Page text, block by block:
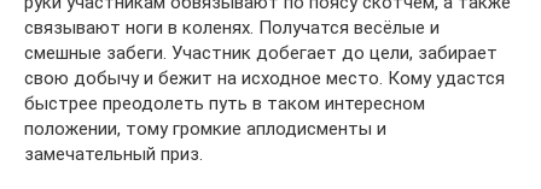
связывают ноги в коленях. Получатся весёлые и
смешные забеги. Участник добегает до цели, забирает
свою добычу и бежит на исходное место. Кому удастся
быстрее преодолеть путь в таком интересном
положении, тому громкие аплодисменты и
замечательный приз.